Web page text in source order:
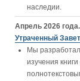
наследии.
Апрель 2026
Утраченный
Мы
изучения